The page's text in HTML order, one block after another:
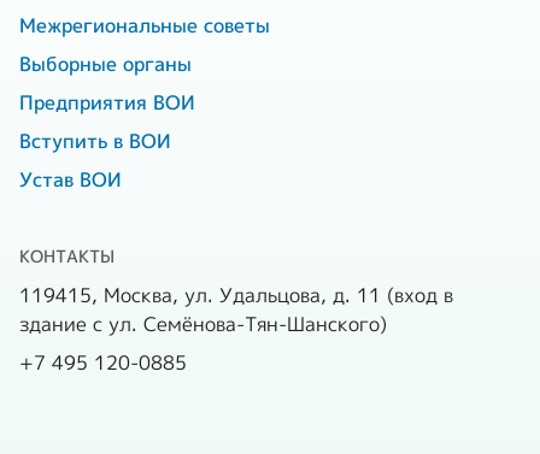
Межрегиональные советы
Выборные органы
Предприятия ВОИ
Вступить в ВОИ
Устав ВОИ
КОНТАКТЫ
119415, Москва, ул. Удальцова, д. 11 (вход в
здание с ул. Семёнова-Тян-Шанского)
+7 495 120-0885